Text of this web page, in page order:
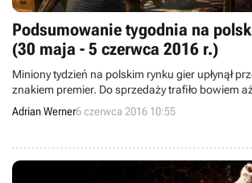
Podsumowanie tygodnia na
(30 maja - 5 czerwca 2016 r.)
Miniony tydzień na polskim rynku gier upłynął
znakiem premier. Do sprzedaży trafiło bowiem
autorstwa rodzimych deweloperów, w tym
Reset: Redux i Mroczne Legendy 3: Miasto Cieni.
numer CD-Action.
Adrian Werner6 czerwca 2016 10:55